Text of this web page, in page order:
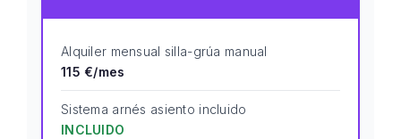
Alquiler mensual silla-grúa manual
115 €/mes
Sistema arnés asiento incluido
INCLUIDO